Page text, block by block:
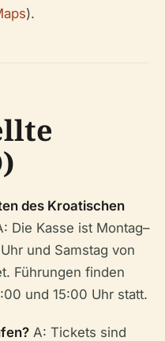
).
des Kroatischen
Die Kasse ist Montag–
und Samstag von
Führungen finden
und 15:00 Uhr statt.
A: Tickets sind